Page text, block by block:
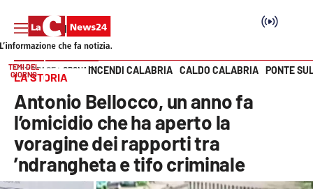
SEZIONI
Cronaca
Politica
Vai
TEMI DEL
GIORNO
INCENDI CALABRIA CALDO CALABRIA PONTE
HOME PAGE CRONACA
LA STORIA
Antonio Bellocco, un anno fa
l’omicidio che ha aperto la
voragine dei rapporti tra
’ndrangheta e tifo criminale